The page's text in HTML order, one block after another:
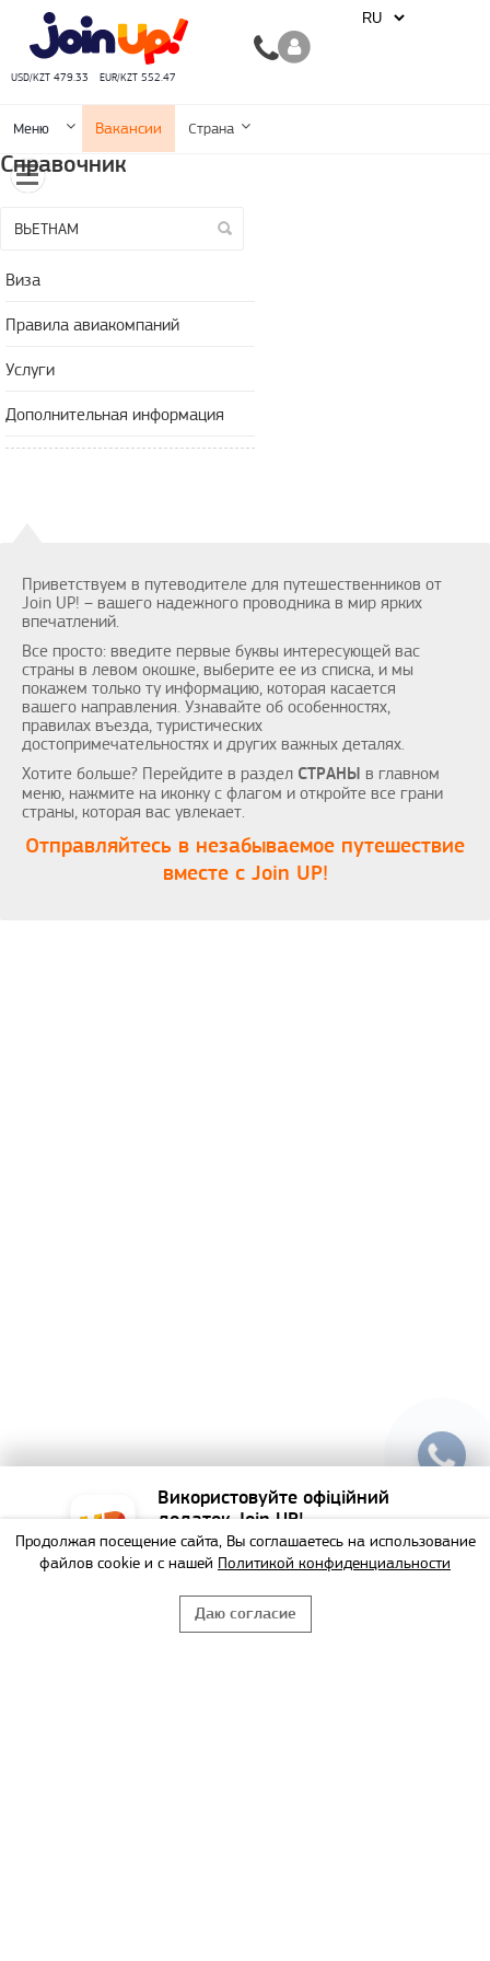
USD/KZT 479.33 EUR/KZT 552.47
Меню Вакансии Страна
Справочник
Виза
Правила авиакомпаний
Услуги
Дополнительная информация
Приветствуем в путеводителе для путешественников от
Join UP! – вашего надежного проводника в мир ярких
впечатлений.
Все просто: введите первые буквы интересующей вас
страны в левом окошке, выберите ее из списка, и мы
покажем только ту информацию, которая касается
вашего направления. Узнавайте об особенностях,
правилах въезда, туристических
достопримечательностях и других важных деталях.
Хотите больше? Перейдите в раздел СТРАНЫ в главном
меню, нажмите на иконку с флагом и откройте все грани
страны, которая вас увлекает.
Отправляйтесь в незабываемое путешествие
вместе с Join UP!
Продолжая посещение сайта, Вы соглашаетесь на использование
файлов cookie и с нашей Политикой конфиденциальности
Даю согласие
Використовуйте офіційний
додаток Join UP!
Найзручніший спосіб
забронювати тур!
НЕ БУДУ